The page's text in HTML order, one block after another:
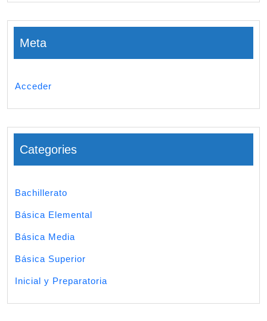
Meta
Acceder
Categories
Bachillerato
Básica Elemental
Básica Media
Básica Superior
Inicial y Preparatoria